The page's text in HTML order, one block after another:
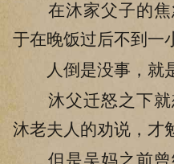
在沐家父子的焦
于在晚饭过后不到一
人倒是没事，就是
沐父迁怒之下就
沐老夫人的劝说，才
但是吴妈之前曾